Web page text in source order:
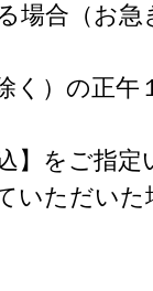
合（お急
）の正午
をご指定
いただいた